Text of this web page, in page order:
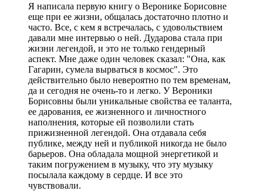
Я написала первую книгу о Веронике Борисовне
еще при ее жизни, общалась достаточно плотно и
часто. Все, с кем я встречалась, с удовольствием
давали мне интервью о ней. Дударова стала при
жизни легендой, и это не только гендерный
аспект. Мне даже один человек сказал: "Она, как
Гагарин, сумела вырваться в космос". Это
действительно было невероятно по тем временам,
да и сегодня не очень-то и легко. У Вероники
Борисовны были уникальные свойства ее таланта,
ее дарования, ее жизненного и личностного
наполнения, которые ей позволили стать
прижизненной легендой. Она отдавала себя
публике, между ней и публикой никогда не было
барьеров. Она обладала мощной энергетикой и
таким погружением в музыку, что эту музыку
посылала каждому в сердце. И все это
чувствовали.